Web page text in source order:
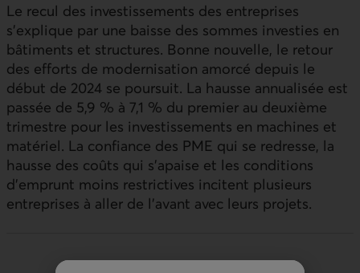
Le recul des investissements des entreprises
s’explique par une baisse des sommes investies en
bâtiments et structures. Bonne nouvelle, le retour
des efforts de modernisation amorcé depuis le
début de 2024 se poursuit. La hausse annualisée est
passée de 5,9 % à 7,1 % du premier au deuxième
trimestre pour les investissements en machines et
matériel. La confiance des PME qui se redresse, la
hausse des coûts qui s’apaise et les conditions
d’emprunt moins restrictives incitent plusieurs
entreprises à aller de l’avant avec leurs projets.